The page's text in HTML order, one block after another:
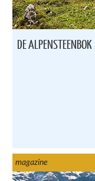
DE ALPENSTEENBOK
magazine